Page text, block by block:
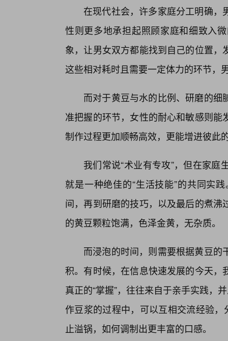
在现代社会，许多家庭分工明确，
性则更多地承担起照顾家庭和细致入
象，让男女双方都能找到自己的位置
这些相对耗时且需要一定体力的环节，
而对于黄豆与水的比例、研磨的
准把握的环节，女性的耐心和敏感则
制作过程更加顺畅高效，更能增进彼此
我们常说“术业有专攻”，但在家
就是一种绝佳的“生活技能”的共同实
间，再到研磨的技巧，以及最后的煮
的黄豆颗粒饱满，色泽金黄，无杂质。
而浸泡的时间，则需要根据黄豆
积。有时候，在信息快速发展的今天
真正的“掌握”，往往来自于亲手实践，
作豆浆的过程中，可以互相交流经验
止溢锅，如何调制出更丰富的口感。